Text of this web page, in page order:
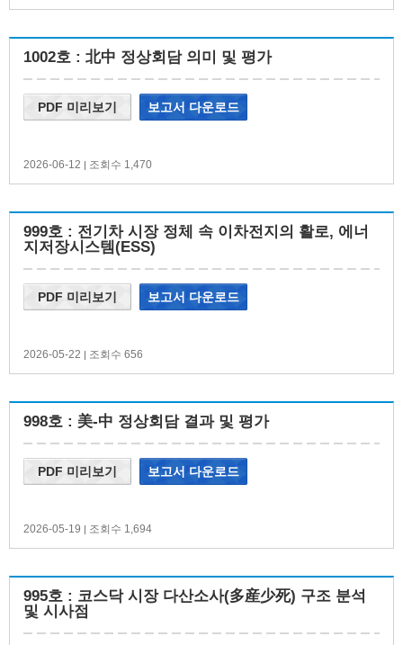
1002호 : 北中 정상회담 의미 및 평가
2026-06-12 | 조회수 1,470
PDF 미리보기 보고서 다운로드
999호 : 전기차 시장 정체 속 이차전지의 활로, 에너
지저장시스템(ESS)
2026-05-22 | 조회수 656
PDF 미리보기 보고서 다운로드
998호 : 美-中 정상회담 결과 및 평가
2026-05-19 | 조회수 1,694
PDF 미리보기 보고서 다운로드
995호 : 코스닥 시장 다산소사(多産少死) 구조 분석
및 시사점